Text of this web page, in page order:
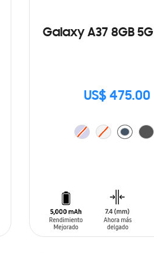
Galaxy A37 8GB
US$ 475.00